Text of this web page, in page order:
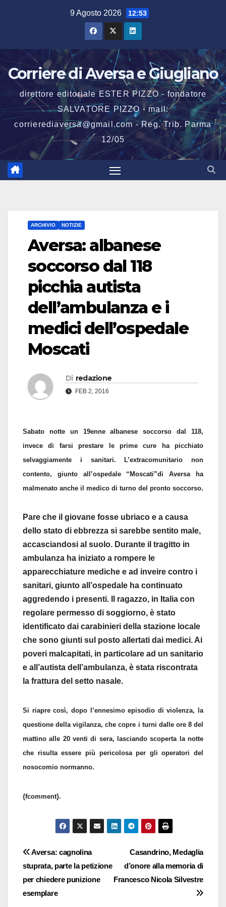
9 Agosto 2026 12:53
Corriere di Aversa e Giugliano
direttore editoriale ESTER PIZZO - fondatore
SALVATORE PIZZO - mail:
corrierediaversa@gmail.com - Reg. Trib. Parma
12/05
ARCHIVIO NOTIZIE
Aversa: albanese
soccorso dal 118
picchia autista
dell’ambulanza e i
medici dell’ospedale
Moscati
Di redazione
FEB 2, 2016
Sabato notte un 19enne albanese soccorso dal 118,
invece di farsi prestare le prime cure ha picchiato
selvaggiamente i sanitari. L’extracomunitario non
contento, giunto all’ospedale “Moscati”di Aversa ha
malmenato anche il medico di turno del pronto soccorso.
Pare che il giovane fosse ubriaco e a causa
dello stato di ebbrezza si sarebbe sentito male,
accasciandosi al suolo. Durante il tragitto in
ambulanza ha iniziato a rompere le
apparecchiature mediche e ad inveire contro i
sanitari, giunto all’ospedale ha continuato
aggredendo i presenti. Il ragazzo, in Italia con
regolare permesso di soggiorno, è stato
identificato dai carabinieri della stazione locale
che sono giunti sul posto allertati dai medici. Ai
poveri malcapitati, in particolare ad un sanitario
e all’autista dell’ambulanza, è stata riscontrata
la frattura del setto nasale.
Si riapre così, dopo l’ennesimo episodio di violenza, la
questione della vigilanza, che copre i turni dalle ore 8 del
mattino alle 20 venti di sera, lasciando scoperta la notte
che risulta essere più pericolosa per gli operatori del
nosocomio normanno.
{fcomment}.
Navigazione
articoli
Casandrino, Medaglia
d’onore alla memoria di
Francesco Nicola Silvestre
Aversa: cagnolina
stuprata, parte la petizione
per chiedere punizione
esemplare